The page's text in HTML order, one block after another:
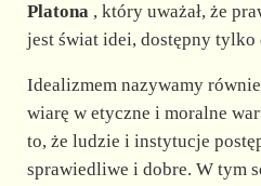
Platona, który uważał, że
jest świat idei, dostępny tylko
Idealizmem nazywamy
wiarę w etyczne i moralne
to, że ludzie i instytucje
sprawiedliwe i dobre. W tym